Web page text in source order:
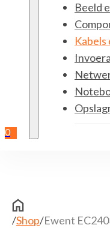
0
Beeld
Kabels
/Shop/Ewent